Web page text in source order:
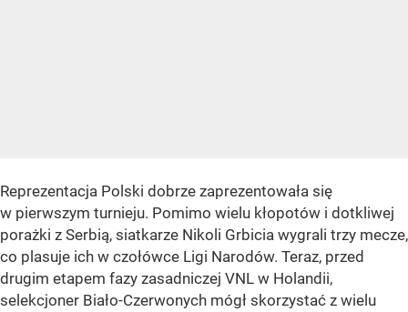
Reprezentacja Polski dobrze zaprezentowała się
w pierwszym turnieju. Pomimo wielu kłopotów i dotkliwej
porażki z Serbią, siatkarze Nikoli Grbicia wygrali trzy mecze,
co plasuje ich w czołówce Ligi Narodów. Teraz, przed
drugim etapem fazy zasadniczej VNL w Holandii,
selekcjoner Biało-Czerwonych mógł skorzystać z wielu